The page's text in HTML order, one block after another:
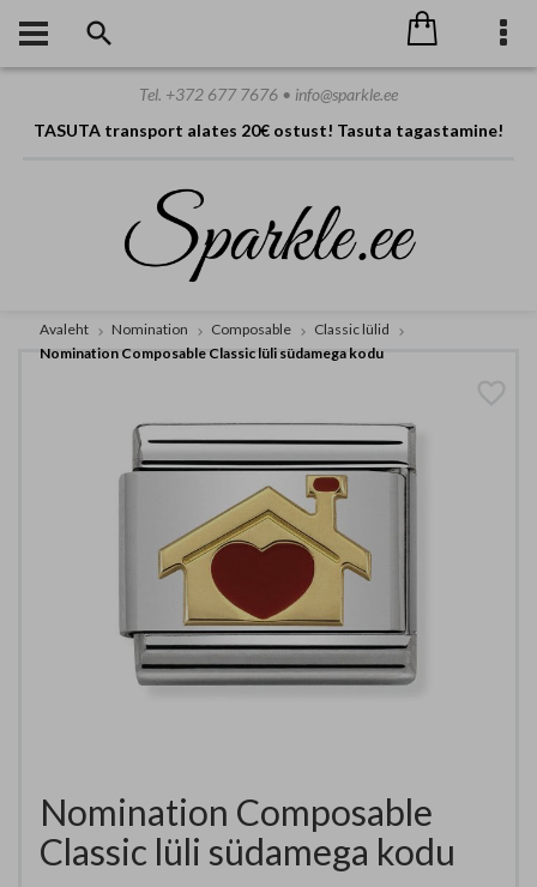
TASUTA transport alates 20€ ostust! Tasuta tagastamine!
Tel. +372 677 7676 • info@sparkle.ee
Avaleht Nomination Composable
Classic lülid
Nomination Composable Classic lüli südamega kodu
Nomination Composable
Classic lüli südamega kodu